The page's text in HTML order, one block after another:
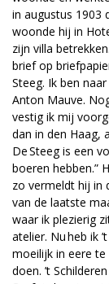
in augustus 1903
woonde hij in
zijn villa
brief op
Steeg. Ik ben
Anton Mauve.
vestig ik mij
dan in den Haag,
De Steeg is een
boeren hebben.”
zo vermeldt hij in
van de laatste
waar ik plezierig
atelier. Nu heb ik
moeilijk in eere
doen. ’t